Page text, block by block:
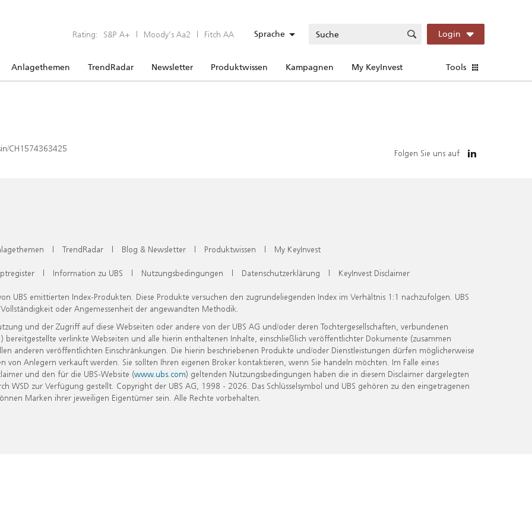
Rating: S&P A+ | Moody’s Aa2 | Fitch AA Sprache Login
Anlagethemen TrendRadar Newsletter Produktwissen Kampagnen My KeyInvest Tools
CH1574363425 Folgen Sie uns auf
| TrendRadar | Blog & Newsletter | Produktwissen | My KeyInvest
| Information zu UBS | Nutzungsbedingungen | Datenschutzerklärung | KeyInvest Disclaimer
UBS emittierten Index-Produkten. Diese Produkte versuchen den zugrundeliegenden Index im Verhältnis 1:1 nachzufolgen. UBS
oder Angemessenheit der angewandten Methodik.
und der Zugriff auf diese Webseiten oder andere von der UBS AG und/oder deren Tochtergesellschaften, verbundenen
verlinkte Webseiten und alle hierin enthaltenen Inhalte, einschließlich veröffentlichter Dokumente (zusammen
anderen veröffentlichten Einschränkungen. Die hierin beschriebenen Produkte und/oder Dienstleistungen dürfen möglicherweise
Anlegern verkauft werden. Sie sollten Ihren eigenen Broker kontaktieren, wenn Sie handeln möchten. Im Falle eines
und den für die UBS-Website (www.ubs.com) geltenden Nutzungsbedingungen haben die in diesem Disclaimer dargelegten
zur Verfügung gestellt. Copyright der UBS AG, 1998 - 2026. Das Schlüsselsymbol und UBS gehören zu den eingetragenen
Marken ihrer jeweiligen Eigentümer sein. Alle Rechte vorbehalten.